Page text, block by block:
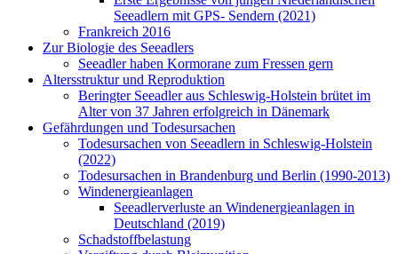
Seeadlern mit GPS- Sendern (2021)
Frankreich 2016
Zur Biologie des Seeadlers
Seeadler haben Kormorane zum Fressen gern
Altersstruktur und Reproduktion
Beringter Seeadler aus Schleswig-Holstein brütet im
Alter von 37 Jahren erfolgreich in Dänemark
Gefährdungen und Todesursachen
Todesursachen von Seeadlern in Schleswig-Holstein
(2022)
Todesursachen in Brandenburg und Berlin (1990-2013)
Windenergieanlagen
Seeadlerverluste an Windenergieanlagen in
Deutschland (2019)
Schadstoffbelastung